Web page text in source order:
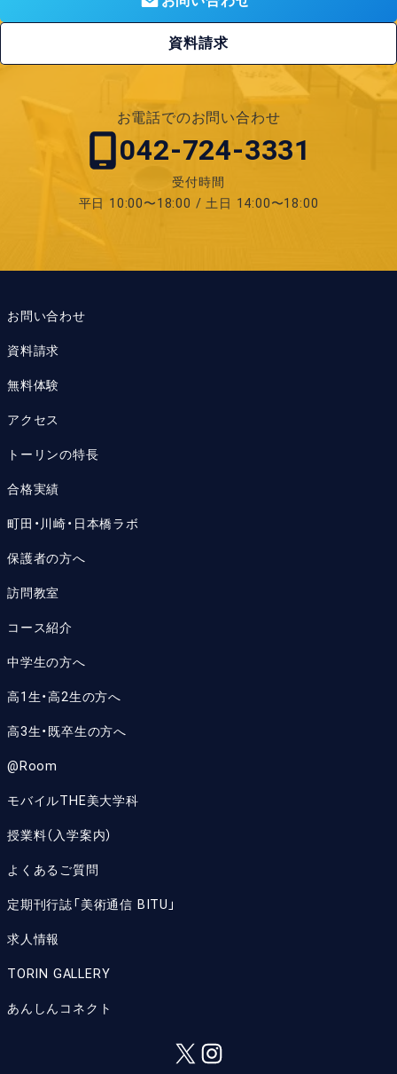
資料請求
お電話でのお問い合わせ
042-724-3331
受付時間
平日 10:00〜18:00 / 土日 14:00〜18:00
お問い合わせ
資料請求
無料体験
アクセス
トーリンの特長
合格実績
町田・川崎・日本橋ラボ
保護者の方へ
訪問教室
コース紹介
中学生の方へ
高1生・高2生の方へ
高3生・既卒生の方へ
@Room
モバイルTHE美大学科
授業料（入学案内）
よくあるご質問
定期刊行誌「美術通信 BITU」
求人情報
TORIN GALLERY
あんしんコネクト
X Instagram